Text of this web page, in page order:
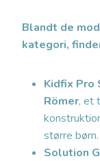
Blandt de
kategori,
Kidfix Pro
Römer, et
større børn.
Solution